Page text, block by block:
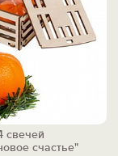
свечей
счастье"